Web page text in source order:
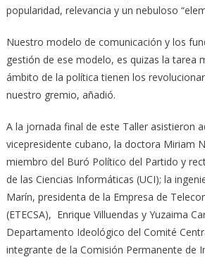
popularidad, relevancia y un nebuloso
Nuestro modelo de comunicación y los
gestión de ese modelo, es quizas la tarea
ámbito de la política tienen los
nuestro gremio, añadió.
A la jornada final de este Taller asistieron
vicepresidente cubano, la doctora Miriam
miembro del Buró Político del Partido y
de las Ciencias Informáticas (UCI); la
Marín, presidenta de la Empresa de
(ETECSA), Enrique Villuendas y Yuzaima
Departamento Ideológico del Comité
integrante de la Comisión Permanente de